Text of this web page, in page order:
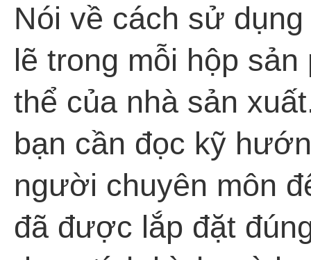
Nói về cách sử
lẽ trong mỗi hộp
thể của nhà sản
bạn cần đọc kỹ
người chuyên môn
đã được lắp đặt